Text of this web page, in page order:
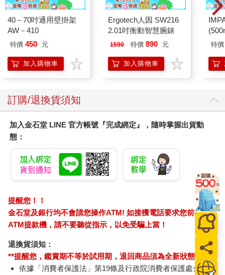
40－70吋通用壁掛架
AW－410
特價 450 元
加入購物車
Ergotech人因 SW216
2.01吋衡動智慧腕錶
1590 特價 890 元
加入購物車
特價
訂購/退換貨須知
加入金石堂 LINE 官方帳號『完成綁定』，隨時掌握出貨動
態：
提醒您！！
金石堂及銀行均不會請您操作ATM! 如接獲電話要求您前往
ATM提款機，請不要聽從指示，以免受騙上當！
退換貨須知：
**提醒您，鑑賞期不等於試用期，退回商品須為全新狀態**
依據「消費者保護法」第19條及行政院消費者保護處公告之